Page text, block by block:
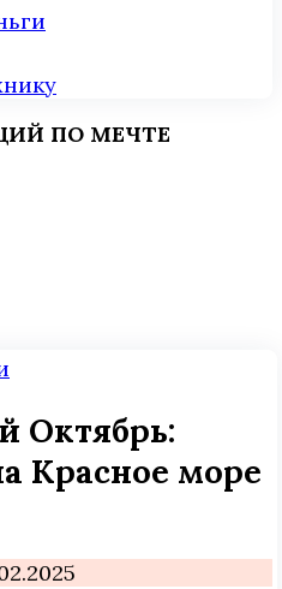
ПО МЕЧТЕ
Октябрь:
Красное море